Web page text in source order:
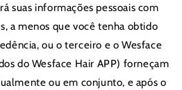
suas informações pessoais com
a menos que você tenha obtido
ou o terceiro e o Wesface
do Wesface Hair APP) forneçam
ou em conjunto, e após o